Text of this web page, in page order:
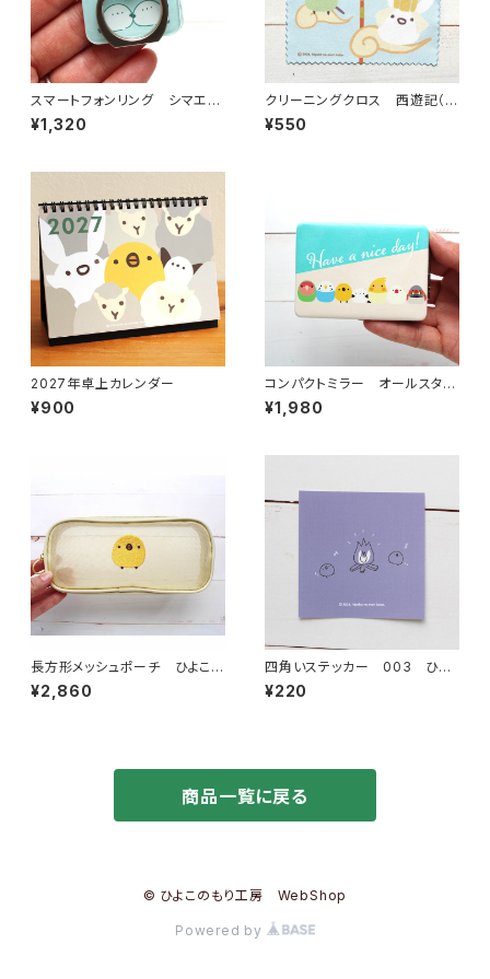
スマートフォンリング シマエナ
ガオーロラ
¥1,320
クリーニングクロス 西遊記（2
026年限定柄）
¥550
2027年卓上カレンダー
¥900
コンパクトミラー オールスタ
ー Have a nice day!
¥1,980
長方形メッシュポーチ ひよこさ
ん
¥2,860
四角いステッカー 003 ひよ
こさんキャンプ
¥220
商品一覧に戻る
© ひよこのもり工房 WebShop
Powered by